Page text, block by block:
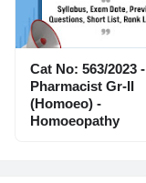
Cat No: 563/2023 -
Pharmacist Gr-II
(Homoeo) -
Homoeopathy